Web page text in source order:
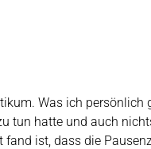
Was ich
tun hatte und auch
ist, dass die